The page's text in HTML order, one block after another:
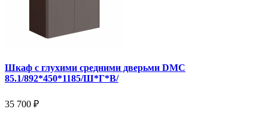
Шкаф с глухими средними дверьми DMC
85.1/892*450*1185/Ш*Г*В/
35 700 ₽